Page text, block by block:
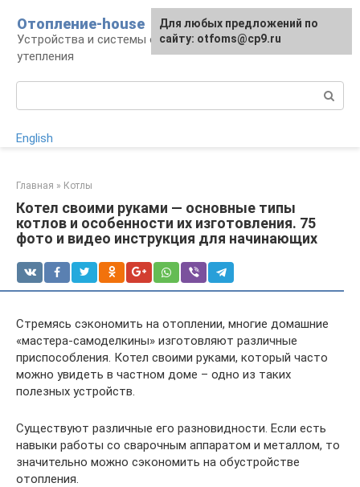
контенту
Отопление-house
Устройства и системы отопления, способы
утепления
English
Главная » Котлы
Котел своими руками — основные типы
котлов и особенности их изготовления. 75
фото и видео инструкция для начинающих
Стремясь сэкономить на отоплении, многие домашние
«мастера-самоделкины» изготовляют различные
приспособления. Котел своими руками, который часто
можно увидеть в частном доме – одно из таких
полезных устройств.
Существуют различные его разновидности. Если есть
навыки работы со сварочным аппаратом и металлом, то
значительно можно сэкономить на обустройстве
отопления.
Для любых предложений по
сайту: otfoms@cp9.ru